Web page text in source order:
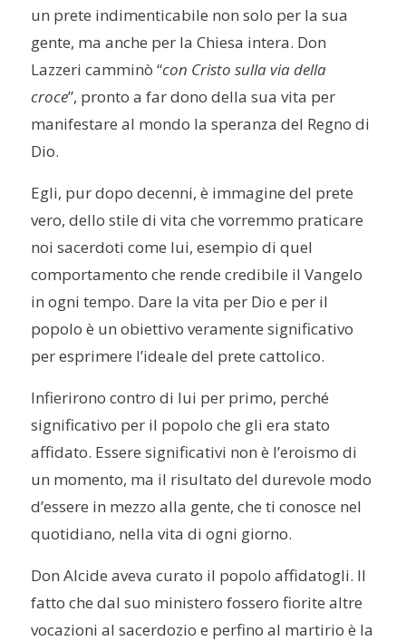
un prete indimenticabile non solo per la sua
gente, ma anche per la Chiesa intera. Don
Lazzeri camminò “con Cristo sulla via della
croce”, pronto a far dono della sua vita per
manifestare al mondo la speranza del Regno di
Dio.
Egli, pur dopo decenni, è immagine del prete
vero, dello stile di vita che vorremmo praticare
noi sacerdoti come lui, esempio di quel
comportamento che rende credibile il Vangelo
in ogni tempo. Dare la vita per Dio e per il
popolo è un obiettivo veramente significativo
per esprimere l’ideale del prete cattolico.
Infierirono contro di lui per primo, perché
significativo per il popolo che gli era stato
affidato. Essere significativi non è l’eroismo di
un momento, ma il risultato del durevole modo
d’essere in mezzo alla gente, che ti conosce nel
quotidiano, nella vita di ogni giorno.
Don Alcide aveva curato il popolo affidatogli. Il
fatto che dal suo ministero fossero fiorite altre
vocazioni al sacerdozio e perfino al martirio è la